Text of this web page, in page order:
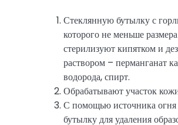
Стеклянную бутылку с
которого не меньше
стерилизуют кипятком и
раствором – перманганат
водорода, спирт.
Обрабатывают участок
С помощью источника огня
бутылку для удаления